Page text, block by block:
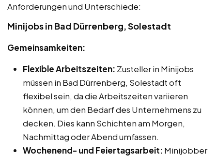
Anforderungen und Unterschiede:
Minijobs in Bad Dürrenberg, Solestadt
Gemeinsamkeiten:
Flexible Arbeitszeiten: Zusteller in Minijobs
müssen in Bad Dürrenberg, Solestadt oft
flexibel sein, da die Arbeitszeiten variieren
können, um den Bedarf des Unternehmens zu
decken. Dies kann Schichten am Morgen,
Nachmittag oder Abend umfassen.
Wochenend- und Feiertagsarbeit: Minijobber